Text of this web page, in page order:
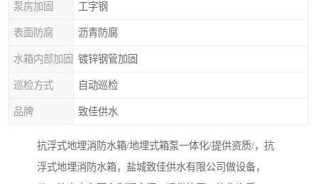
泵房加固 工字钢
表面防腐 沥青防腐
水箱内部加固 镀锌钢管加固
巡检方式 自动巡检
品牌 致佳供水
抗浮式地埋消防水箱/地埋式箱泵一体化/提供资质/，抗
浮式地埋消防水箱，盐城致佳供水有限公司做设备，